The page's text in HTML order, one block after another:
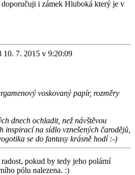
i zámek Hluboká který je v
10. 7. 2015 v 9:20:09
voskovaný papír, rozměry
dnech ochladit, než návštěvou
inspirací na sídlo vznešených čarodějů,
se do fantasy krásně hodí :-)
pokud by tedy jeho polární
pólu nalezena. :)